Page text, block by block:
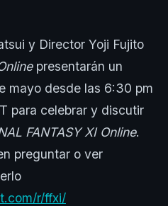
y Director Yoji Fujito
presentarán un
mayo desde las 6:30 pm
para celebrar y discutir
FANTASY XI Online.
preguntar o ver
r/ffxi/